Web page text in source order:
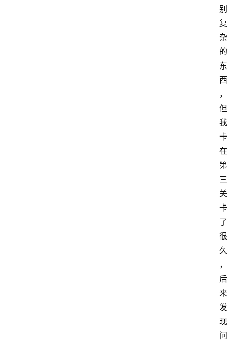
别
复
杂
的
东
西
，
但
我
卡
在
第
三
关
卡
了
很
久
，
后
来
发
现
问